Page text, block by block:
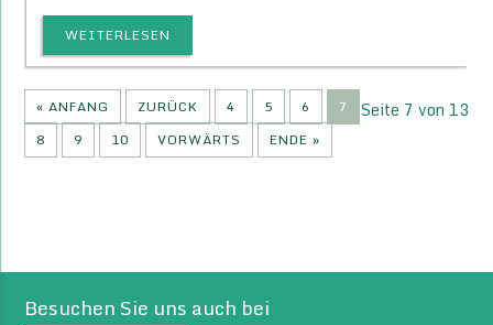
WEITERLESEN
Seite 7 von 13
« ANFANG ZURÜCK 4 5 6
7
8
9 10 VORWÄRTS ENDE »
Besuchen Sie uns auch bei